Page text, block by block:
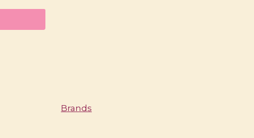
Brands